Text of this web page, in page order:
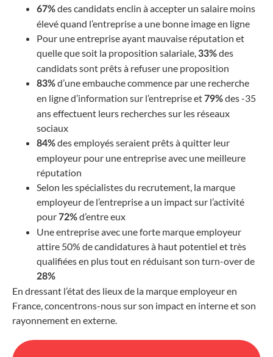
67%des candidats enclin à accepter un salaire moins
élevé quand l’entreprise a une bonne image en ligne
Pour une entreprise ayant mauvaise réputation et
quelle que soit la proposition salariale, 33%des
candidats sont prêts à refuser une proposition
83%d’une embauche commence par une recherche
en ligne d’information sur l’entreprise et79%des -35
ans effectuent leurs recherches sur les réseaux
sociaux
84%des employés seraient prêts à quitter leur
employeur pour une entreprise avec une meilleure
réputation
Selon les spécialistes du recrutement, la marque
employeur de l’entreprise a un impact sur l’activité
pour72%d’entre eux
Une entreprise avec une forte marque employeur
attire 50% de candidatures à haut potentiel et très
qualifiées en plus tout en réduisant son turn-over de
28%
En dressant l’état des lieux de la marque employeur en
France, concentrons-nous sur son impact en interne et son
rayonnement en externe.